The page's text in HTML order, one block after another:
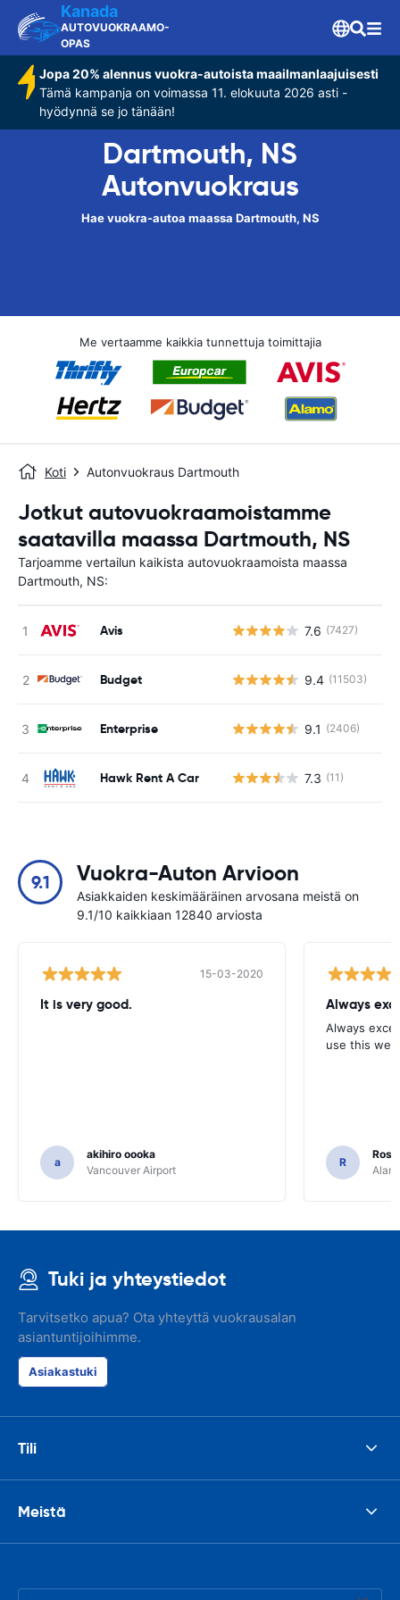
Kanada
AUTOVUOKRAAMO-
OPAS
Jopa 20% alennus vuokra-autoista maailmanlaajuisesti
Tämä kampanja on voimassa 11. elokuuta 2026 asti -
hyödynnä se jo tänään!
Dartmouth, NS
Autonvuokraus
Hae vuokra-autoa maassa Dartmouth, NS
Me vertaamme kaikkia tunnettuja toimittajia
Koti Autonvuokraus Dartmouth
Jotkut autovuokraamoistamme
saatavilla maassa Dartmouth, NS
Tarjoamme vertailun kaikista autovuokraamoista maassa
Dartmouth, NS:
Avis 7.6 (7427)
Budget 9.4 (11503)
Enterprise 9.1 (2406)
Hawk Rent A Car 7.3 (11)
9.1 Vuokra-Auton Arvioon
Asiakkaiden keskimääräinen arvosana meistä on
9.1/10 kaikkiaan 12840 arviosta
15-03-2020
It is very good.
a
akihiro oooka
Vancouver Airport
Always
Always
use this
R
Tuki ja yhteystiedot
Tarvitsetko apua? Ota yhteyttä vuokrausalan
asiantuntijoihimme.
Asiakastuki
Tili
Meistä